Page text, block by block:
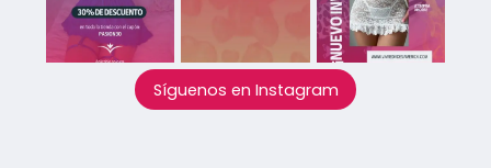
Síguenos en Instagram